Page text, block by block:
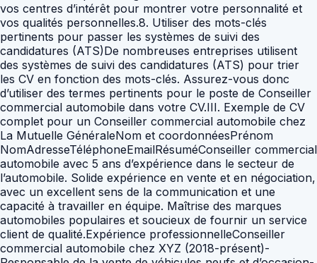
vos centres d’intérêt pour montrer votre personnalité et
vos qualités personnelles.8. Utiliser des mots-clés
pertinents pour passer les systèmes de suivi des
candidatures (ATS)De nombreuses entreprises utilisent
des systèmes de suivi des candidatures (ATS) pour trier
les CV en fonction des mots-clés. Assurez-vous donc
d’utiliser des termes pertinents pour le poste de Conseiller
commercial automobile dans votre CV.III. Exemple de CV
complet pour un Conseiller commercial automobile chez
La Mutuelle GénéraleNom et coordonnéesPrénom
NomAdresseTéléphoneEmailRésuméConseiller commercial
automobile avec 5 ans d’expérience dans le secteur de
l’automobile. Solide expérience en vente et en négociation,
avec un excellent sens de la communication et une
capacité à travailler en équipe. Maîtrise des marques
automobiles populaires et soucieux de fournir un service
client de qualité.Expérience professionnelleConseiller
commercial automobile chez XYZ (2018-présent)-